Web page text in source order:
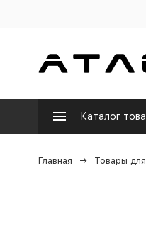
Каталог
Главная Товары